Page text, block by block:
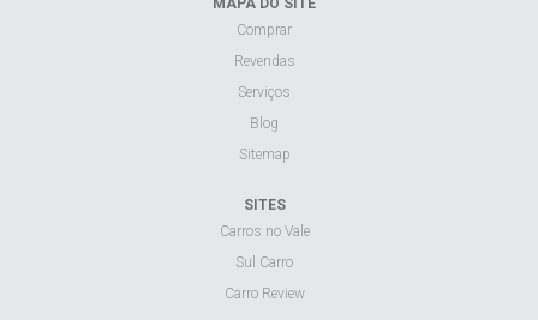
MAPA DO SITE
Comprar
Revendas
Serviços
Blog
Sitemap
SITES
Carros no Vale
Sul Carro
Carro Review